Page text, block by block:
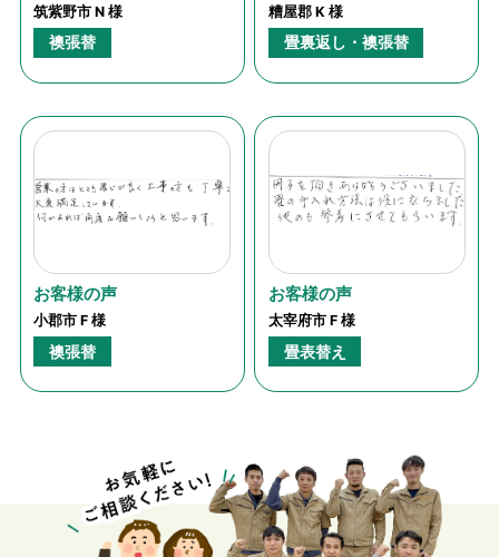
筑紫野市 N 様
襖張替
糟屋郡 K 様
畳裏返し・襖張替
お客様の声
小郡市 F 様
襖張替
お客様の声
太宰府市 F 様
畳表替え